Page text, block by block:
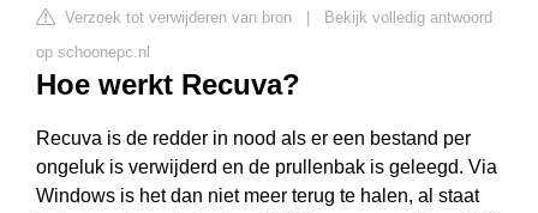
Verzoek tot verwijderen van bron
Bekijk volledig antwoord
op schoonepc.nl
Hoe werkt Recuva?
Recuva is de redder in nood als er een bestand per
ongeluk is verwijderd en de prullenbak is geleegd. Via
Windows is het dan niet meer terug te halen, al staat